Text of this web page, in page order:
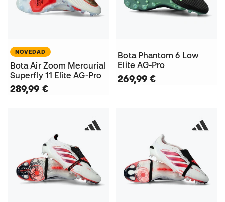
NOVEDAD
Bota Air Zoom Mercurial
Superfly 11 Elite AG-Pro
289,99 €
Bota Phantom 6 Low
Elite AG-Pro
269,99 €